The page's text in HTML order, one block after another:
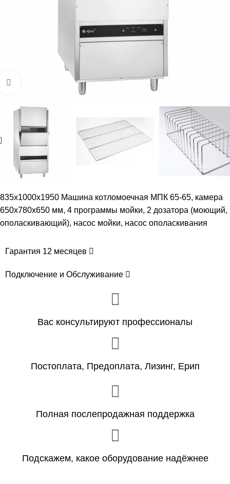
835x1000x1950 Машина котломоечная МПК 65-65, камера
650х780х650 мм, 4 программы мойки, 2 дозатора (моющий,
ополаскивающий), насос мойки, насос ополаскивания
Гарантия 12 месяцев
Подключение и Обслуживание
Вас консультируют профессионалы
Постоплата, Предоплата, Лизинг, Ерип
Полная послепродажная поддержка
Подскажем, какое оборудование надёжнее